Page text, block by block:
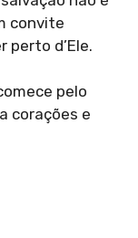
convite
perto d’Ele.
pelo
corações e